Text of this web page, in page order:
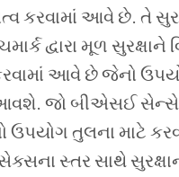
કરવામાં આવે છે. તે
દ્વારા મૂળ સુરક્ષાને
આવે છે જેનો
જો બીએસઈ
ઉપયોગ તુલના માટે
સ્તર સાથે